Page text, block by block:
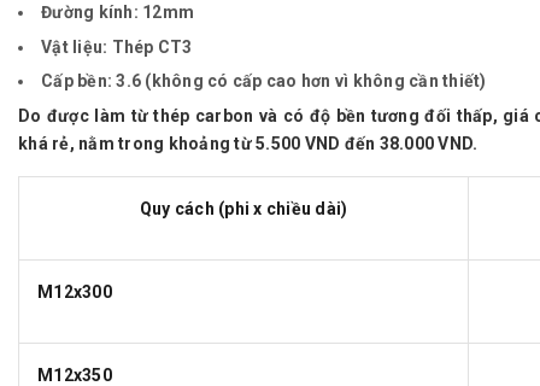
Đường kính: 12mm
Vật liệu: Thép CT3
Cấp bền:3.6 (không có cấp cao hơn vì không cần thiết)
Do được làm từ thép carbon và có độ bền tương đối thấp, giá
khá rẻ, nằm trong khoảng từ 5.500 VND đến 38.000 VND.
Quy cách (phi x chiều dài)
M12x300
M12x350